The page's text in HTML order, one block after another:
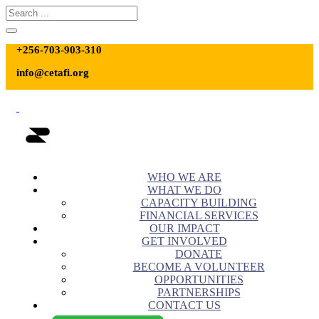
+256-703-903-310
info@cetafi.org
WHO WE ARE
WHAT WE DO
CAPACITY BUILDING
FINANCIAL SERVICES
OUR IMPACT
GET INVOLVED
DONATE
BECOME A VOLUNTEER
OPPORTUNITIES
PARTNERSHIPS
CONTACT US